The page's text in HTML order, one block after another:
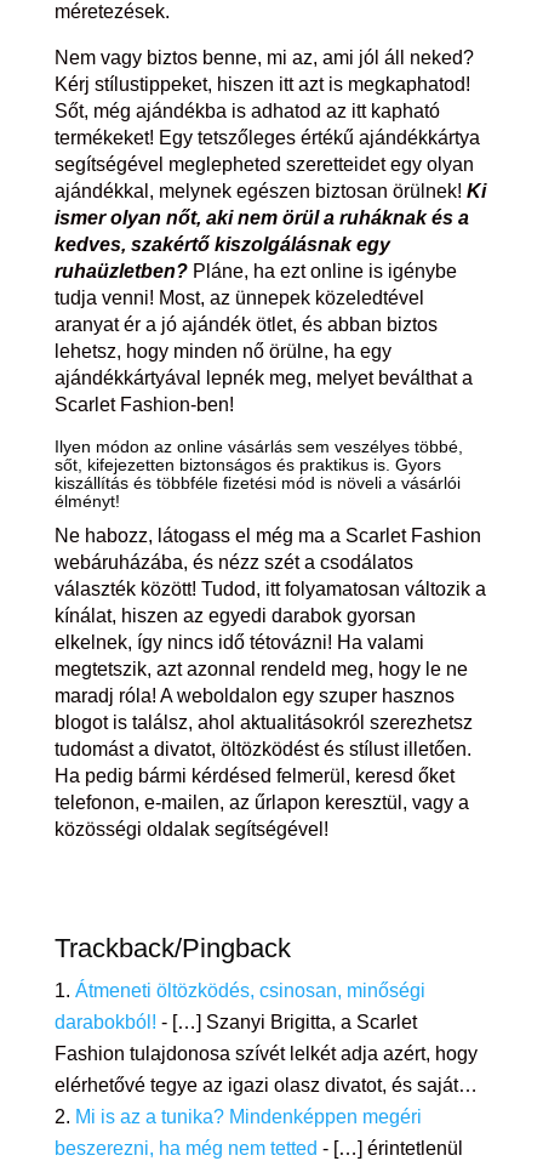
méretezések.
Nem vagy biztos benne, mi az, ami jól áll neked?
Kérj stílustippeket, hiszen itt azt is megkaphatod!
Sőt, még ajándékba is adhatod az itt kapható
termékeket! Egy tetszőleges értékű ajándékkártya
segítségével meglepheted szeretteidet egy olyan
ajándékkal, melynek egészen biztosan örülnek! Ki
ismer olyan nőt, aki nem örül a ruháknak és a
kedves, szakértő kiszolgálásnak egy
ruhaüzletben? Pláne, ha ezt online is igénybe
tudja venni! Most, az ünnepek közeledtével
aranyat ér a jó ajándék ötlet, és abban biztos
lehetsz, hogy minden nő örülne, ha egy
ajándékkártyával lepnék meg, melyet beválthat a
Scarlet Fashion-ben!
Ilyen módon az online vásárlás sem veszélyes többé,
sőt, kifejezetten biztonságos és praktikus is. Gyors
kiszállítás és többféle fizetési mód is növeli a vásárlói
élményt!
Ne habozz, látogass el még ma a Scarlet Fashion
webáruházába, és nézz szét a csodálatos
választék között! Tudod, itt folyamatosan változik a
kínálat, hiszen az egyedi darabok gyorsan
elkelnek, így nincs idő tétovázni! Ha valami
megtetszik, azt azonnal rendeld meg, hogy le ne
maradj róla! A weboldalon egy szuper hasznos
blogot is találsz, ahol aktualitásokról szerezhetsz
tudomást a divatot, öltözködést és stílust illetően.
Ha pedig bármi kérdésed felmerül, keresd őket
telefonon, e-mailen, az űrlapon keresztül, vagy a
közösségi oldalak segítségével!
Trackback/Pingback
Átmeneti öltözködés, csinosan, minőségi
darabokból! - […] Szanyi Brigitta, a Scarlet
Fashion tulajdonosa szívét lelkét adja azért, hogy
elérhetővé tegye az igazi olasz divatot, és saját…
Mi is az a tunika? Mindenképpen megéri
beszerezni, ha még nem tetted - […] érintetlenül